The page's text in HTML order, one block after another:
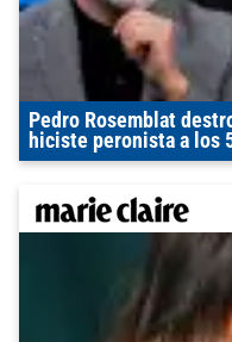
Pedro Rosemblat
hiciste peronista a los